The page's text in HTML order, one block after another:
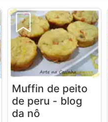
Muffin de peito
de peru - blog
da nô